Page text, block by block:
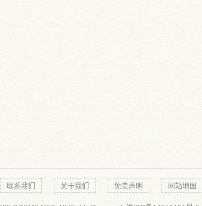
联系我们 关于我们 免责声明 网站地图